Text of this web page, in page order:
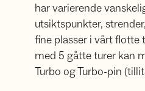
har varierende
utsiktspunkter,
fine plasser i vårt flotte
med 5 gåtte turer kan
Turbo og Turbo-pin